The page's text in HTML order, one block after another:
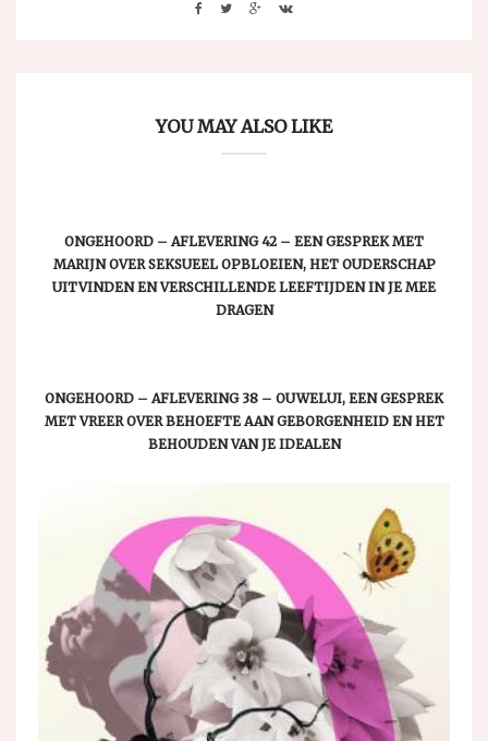
YOU MAY ALSO LIKE
ONGEHOORD – AFLEVERING 42 – EEN GESPREK MET
MARIJN OVER SEKSUEEL OPBLOEIEN, HET OUDERSCHAP
UITVINDEN EN VERSCHILLENDE LEEFTIJDEN IN JE MEE
DRAGEN
ONGEHOORD – AFLEVERING 38 – OUWELUI, EEN GESPREK
MET VREER OVER BEHOEFTE AAN GEBORGENHEID EN HET
BEHOUDEN VAN JE IDEALEN